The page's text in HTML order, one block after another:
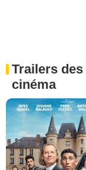
Trailers
cinéma